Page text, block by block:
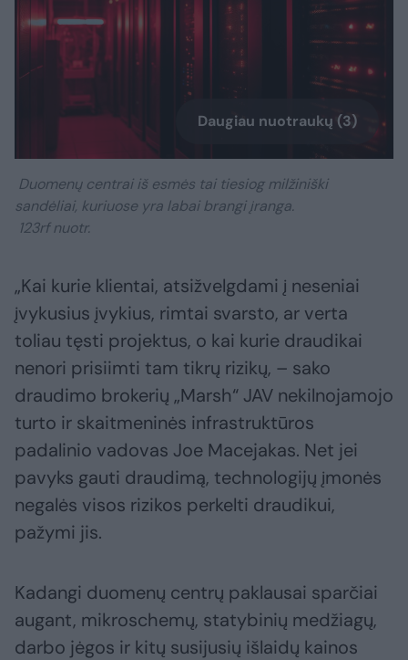
Daugiau nuotraukų (3)
Duomenų centrai iš esmės tai tiesiog milžiniški
sandėliai, kuriuose yra labai brangi įranga.
123rf nuotr.
„Kai kurie klientai, atsižvelgdami į neseniai
įvykusius įvykius, rimtai svarsto, ar verta
toliau tęsti projektus, o kai kurie draudikai
nenori prisiimti tam tikrų rizikų, – sako
draudimo brokerių „Marsh“ JAV nekilnojamojo
turto ir skaitmeninės infrastruktūros
padalinio vadovas Joe Macejakas. Net jei
pavyks gauti draudimą, technologijų įmonės
negalės visos rizikos perkelti draudikui,
pažymi jis.
Kadangi duomenų centrų paklausai sparčiai
augant, mikroschemų, statybinių medžiagų,
darbo jėgos ir kitų susijusių išlaidų kainos